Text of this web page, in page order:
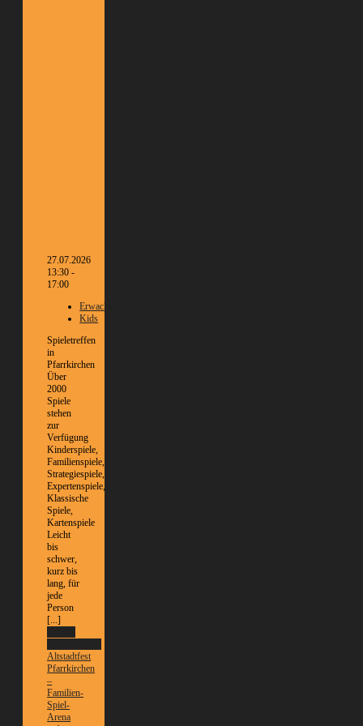
27.07.2026
13:30 -
17:00
Erwachsene
Kids
Spieletreffen
in
Pfarrkirchen
Über
2000
Spiele
stehen
zur
Verfügung
Kinderspiele,
Familienspiele,
Strategiespiele,
Expertenspiele,
Klassische
Spiele,
Kartenspiele
Leicht
bis
schwer,
kurz bis
lang, für
jede
Person
[...]
Altstadtfest
Pfarrkirchen
–
Familien-
Spiel-
Arena